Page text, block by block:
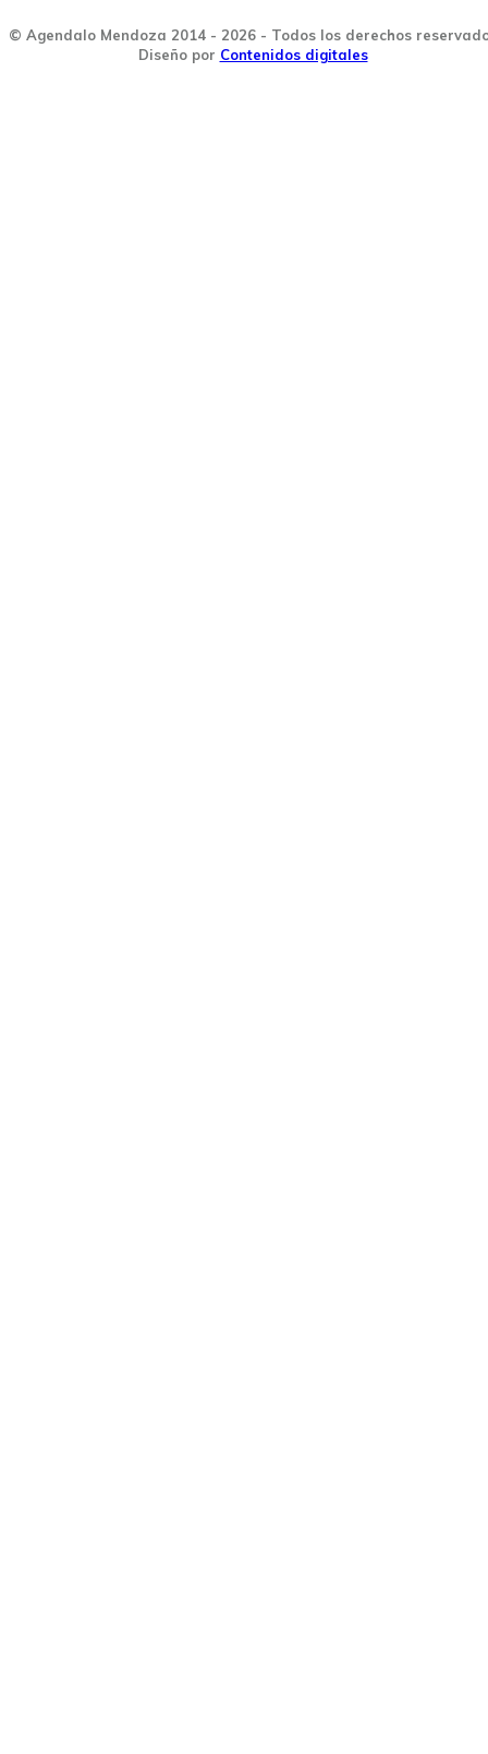
© Agendalo Mendoza 2014 - 2026 - Todos los derechos
Diseño por Contenidos digitales